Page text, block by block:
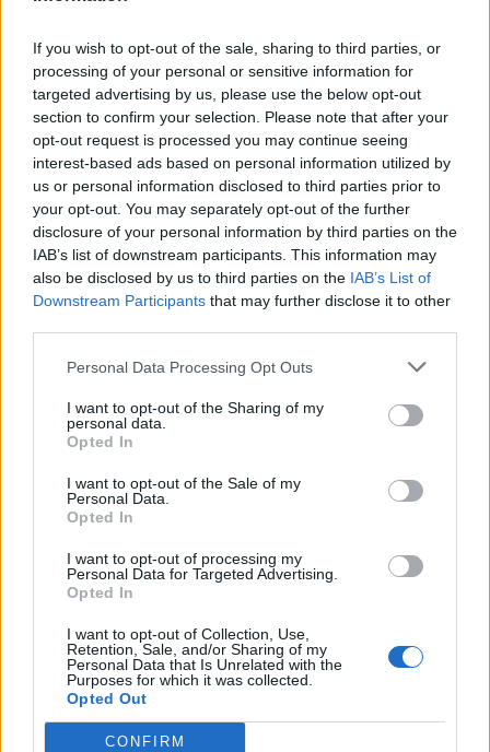
If you wish to opt-out of the sale, sharing to third parties, or
processing of your personal or sensitive information for
targeted advertising by us, please use the below opt-out
section to confirm your selection. Please note that after your
opt-out request is processed you may continue seeing
interest-based ads based on personal information utilized by
us or personal information disclosed to third parties prior to
your opt-out. You may separately opt-out of the further
disclosure of your personal information by third parties on the
IAB’s list of downstream participants. This information may
also be disclosed by us to third parties on the IAB’s List of
Downstream Participants that may further disclose it to other
Personal Data Processing Opt Outs
I want to opt-out of the Sharing of my
personal data.
Opted In
I want to opt-out of the Sale of my
Personal Data.
Opted In
I want to opt-out of processing my
Personal Data for Targeted Advertising.
Opted In
I want to opt-out of Collection, Use,
Retention, Sale, and/or Sharing of my
Personal Data that Is Unrelated with the
Purposes for which it was collected.
Opted Out
CONFIRM
Ακολουθήστε το OLAFAQ
στο Google News
Newsroom
Μαζικοί Πυροβολισμοί
Δείτε επίσης